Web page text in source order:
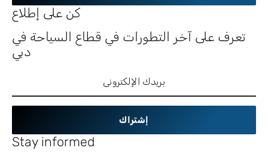
كن على إطلاع
تعرف على آخر التطورات في قطاع السياحة في
دبي
إشتراك
Stay informed